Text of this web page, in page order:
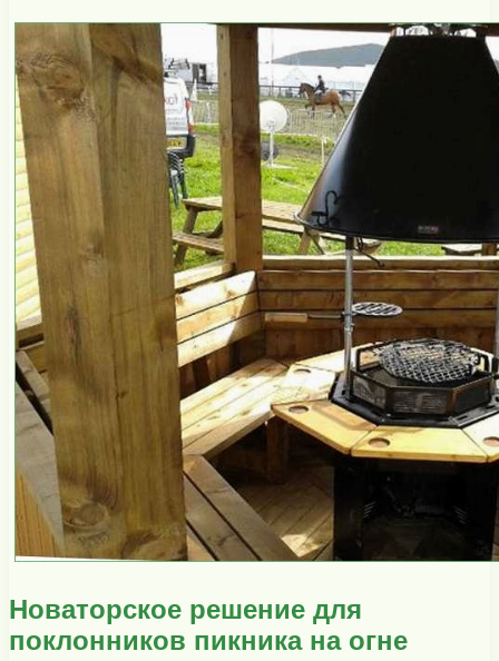
Новаторское решение для
поклонников пикника на огне